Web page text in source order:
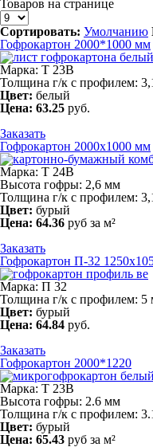
Товаров на странице
Сортировать: Умолчанию
Гофрокартон 2000*1000 мм
Марка: Т 23В
Толщина г/к с профилем:
Цвет: белый
Цена: 63.25 руб.
Заказать
Гофрокартон 2000x1000 мм
Марка: Т 24В
Высота гофры: 2,6 мм
Толщина г/к с профилем:
Цвет: бурый
Цена: 64.36 руб за м²
Заказать
Гофрокартон П-32
Марка: П 32
Толщина г/к с профилем: 5
Цвет: бурый
Цена: 64.84 руб.
Заказать
Гофрокартон 2000*1220
Марка: Т 23В
Высота гофры: 2.6 мм
Толщина г/к с профилем:
Цвет: бурый
Цена: 65.43 руб за м²